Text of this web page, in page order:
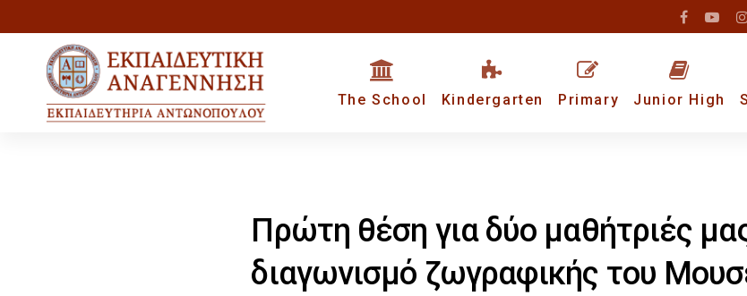
Skip
links
primary
navigation
The School Kindergarten Primary Junior High
Πρώτη θέση για δύο μαθήτριές
διαγωνισμό ζωγραφικής του